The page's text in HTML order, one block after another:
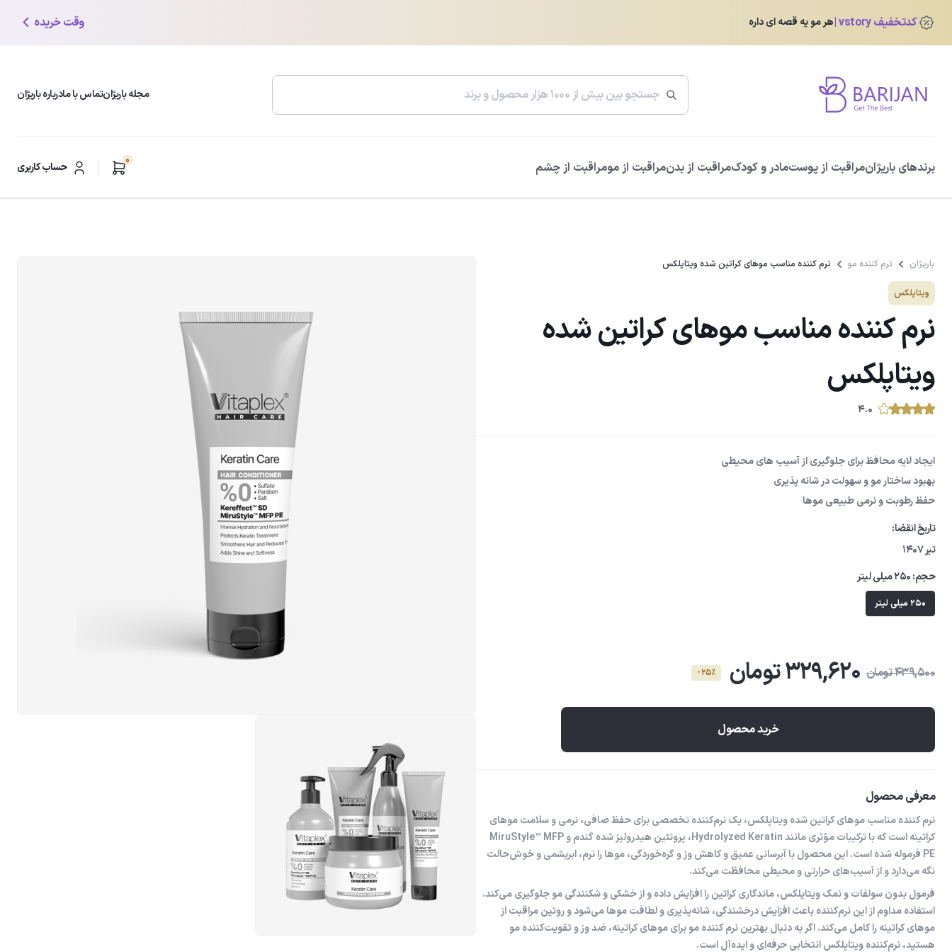
کدتخفیف vstory هر مو یه قصه ای داره وقت خریده
مجله باریژانتماس با مادرباره باریژان
برندهای باریژانمراقبت از پوستمادر و کودکمراقبت از بدنمراقبت از مومراقبت از چشم 0 حساب کاربری پرفروش ترین ها
432,200 تومان 345,760تومان
محبوب ترین دسته بندی ها
شوینده و پاک کننده صورت
باریژان نرم کننده مو نرم کننده مناسب موهای کراتین شده ویتاپلکس
ویتاپلکس
نرم کننده مناسب موهای کراتین شده
ویتاپلکس
۴.۰
ایجاد لایه محافظ برای جلوگیری از آسیب های محیطی
بهبود ساختار مو و سهولت در شانه پذیری
حفظ رطوبت و نرمی طبیعی موها
تاریخ انقضا:
تیر 1407
حجم:250 میلی لیتر
250 میلی لیتر
439,500 تومان 329,620 تومان - 25٪
خرید محصول
معرفی محصول
نرم کننده مناسب موهای کراتین شده ویتاپلکس، یک نرم‌کننده تخصصی برای حفظ صافی، نرمی و سلامت موهای
کراتینه است که با ترکیبات مؤثری مانند Hydrolyzed Keratin، پروتئین هیدرولیز شده گندم و MiruStyle™ MFP
PE فرموله شده است. این محصول با آبرسانی عمیق و کاهش وز و گره‌خوردگی، موها را نرم، ابریشمی و خوش‌حالت
نگه می‌دارد و از آسیب‌های حرارتی و محیطی محافظت می‌کند.
فرمول بدون سولفات و نمک ویتاپلکس، ماندگاری کراتین را افزایش داده و از خشکی و شکنندگی مو جلوگیری می‌کند.
استفاده مداوم از این نرم‌کننده باعث افزایش درخشندگی، شانه‌پذیری و لطافت موها می‌شود و روتین مراقبت از
موهای کراتینه را کامل می‌کند. اگر به دنبال بهترین نرم کننده مو برای موهای کراتینه، ضد وز و تقویت‌کننده مو
هستید، نرم‌کننده ویتاپلکس انتخابی حرفه‌ای و ایده‌آل است.